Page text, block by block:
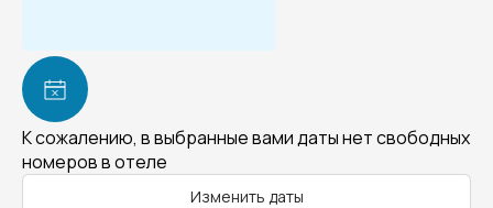
К сожалению, в выбранные вами даты нет свободных
номеров в отеле
Изменить даты